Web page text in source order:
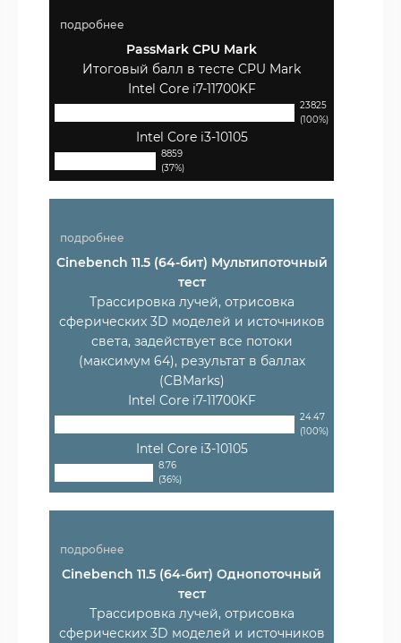
подробнее
PassMark CPU Mark
Итоговый балл в тесте CPU Mark
Intel Core i7-11700KF
23825
(100%)
Intel Core i3-10105
8859
(37%)
подробнее
Cinebench 11.5 (64-бит) Мультипоточный
тест
Трассировка лучей, отрисовка
сферических 3D моделей и источников
света, задействует все потоки
(максимум 64), результат в баллах
(CBMarks)
Intel Core i7-11700KF
24.47
(100%)
Intel Core i3-10105
8.76
(36%)
подробнее
Cinebench 11.5 (64-бит) Однопоточный
тест
Трассировка лучей, отрисовка
сферических 3D моделей и источников